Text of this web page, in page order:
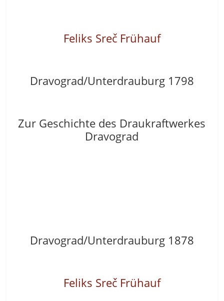
Feliks SrečFrühauf
Dravograd/Unterdrauburg 1798
Zur Geschichte des Draukraftwerkes
Dravograd
Dravograd/Unterdrauburg 1878
Feliks SrečFrühauf